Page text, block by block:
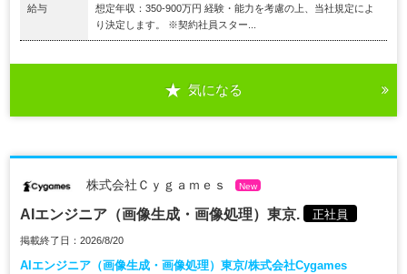
給与
想定年収：350-900万円 経験・能力を考慮の上、当社規定によ
り決定します。 ※契約社員スター...
気になる
株式会社Ｃｙｇａｍｅｓ New
AIエンジニア（画像生成・画像処理）東京. 正社員
掲載終了日：2026/8/20
AIエンジニア（画像生成・画像処理）東京/株式会社Cygames